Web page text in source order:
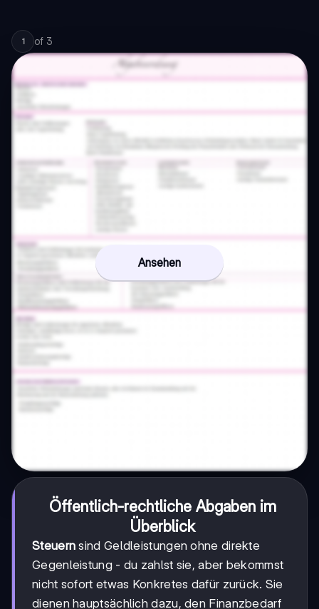
1 of 3
Ansehen
Öffentlich-rechtliche Abgaben im
Überblick
Steuern sind Geldleistungen ohne direkte
Gegenleistung - du zahlst sie, aber bekommst
nicht sofort etwas Konkretes dafür zurück. Sie
dienen hauptsächlich dazu, den Finanzbedarf